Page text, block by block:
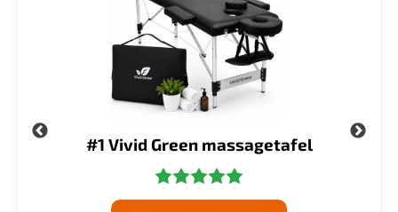
#1 Vivid Green massagetafel